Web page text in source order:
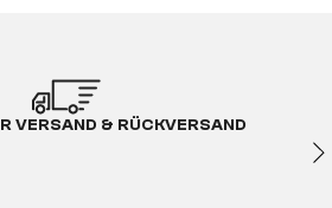
VERSAND & RÜCKVERSAND